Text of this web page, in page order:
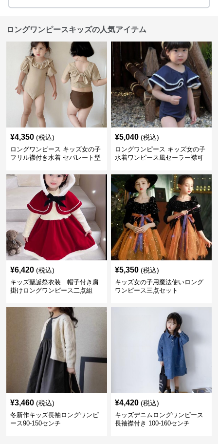
ロングワンピースキッズの人気アイテム
¥4,350 (税込)
ロングワンピース キッズ女の子
フリル襟付き水着 セパレート型
¥5,040 (税込)
ロングワンピース キッズ女の子
水着ワンピース風セーラー襟可
¥6,420 (税込)
キッズ聖誕祭衣装 帽子付き肩
掛けロングワンピース二点組
¥5,350 (税込)
キッズ女の子用魔法使いロング
ワンピース三点セット
¥3,460 (税込)
冬新作キッズ長袖ロングワンピ
ース90-150センチ
¥4,420 (税込)
キッズデニムロングワンピース
長袖襟付き 100-160センチ